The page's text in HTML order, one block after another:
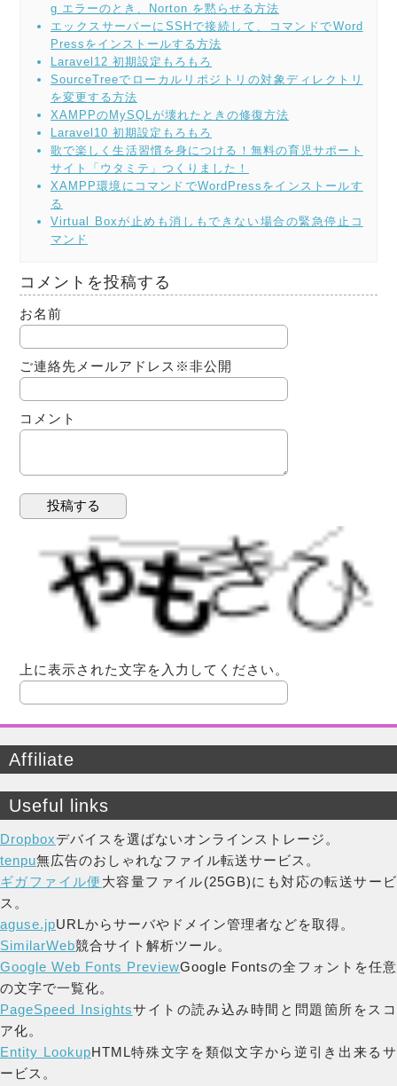
g エラーのとき、Norton を黙らせる方法
エックスサーバーにSSHで接続して、コマンドでWord
Pressをインストールする方法
Laravel12 初期設定もろもろ
SourceTreeでローカルリポジトリの対象ディレクトリ
を変更する方法
XAMPPのMySQLが壊れたときの修復方法
Laravel10 初期設定もろもろ
歌で楽しく生活習慣を身につける！無料の育児サポート
サイト「ウタミテ」つくりました！
XAMPP環境にコマンドでWordPressをインストールす
る
Virtual Boxが止めも消しもできない場合の緊急停止コ
マンド
コメントを投稿する
お名前
ご連絡先メールアドレス ※非公開
コメント
上に表示された文字を入力してください。
Affiliate
Useful links
Dropboxデバイスを選ばないオンラインストレージ。
tenpu無広告のおしゃれなファイル転送サービス。
ギガファイル便 大容量ファイル(25GB)にも対応の転送サービ
ス。
aguse.jpURLからサーバやドメイン管理者などを取得。
SimilarWeb競合サイト解析ツール。
Google Web Fonts PreviewGoogle Fontsの全フォントを任意
の文字で一覧化。
PageSpeed Insightsサイトの読み込み時間と問題箇所をスコ
ア化。
Entity LookupHTML特殊文字を類似文字から逆引き出来るサ
ービス。